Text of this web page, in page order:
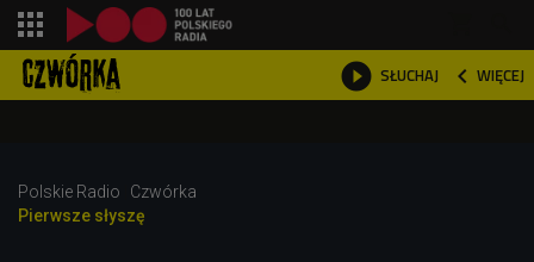
 SŁUCHAJ  WIĘCEJ

Polskie Radio
Czwórka
Pierwsze słyszę